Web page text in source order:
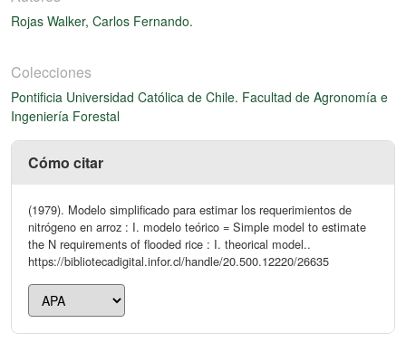
Rojas Walker, Carlos Fernando.
Colecciones
Pontificia Universidad Católica de Chile. Facultad de Agronomía e
Ingeniería Forestal
Cómo citar
(1979). Modelo simplificado para estimar los requerimientos de
nitrógeno en arroz : I. modelo teórico = Simple model to estimate
the N requirements of flooded rice : I. theorical model..
https://bibliotecadigital.infor.cl/handle/20.500.12220/26635